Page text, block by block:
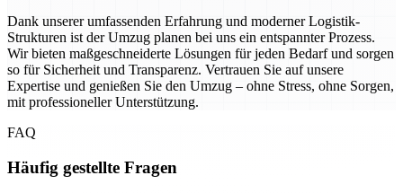
Dank unserer umfassenden Erfahrung und moderner Logistik-
Strukturen ist der Umzug planen bei uns ein entspannter Prozess.
Wir bieten maßgeschneiderte Lösungen für jeden Bedarf und sorgen
so für Sicherheit und Transparenz. Vertrauen Sie auf unsere
Expertise und genießen Sie den Umzug – ohne Stress, ohne Sorgen,
mit professioneller Unterstützung.
FAQ
Häufig gestellte Fragen